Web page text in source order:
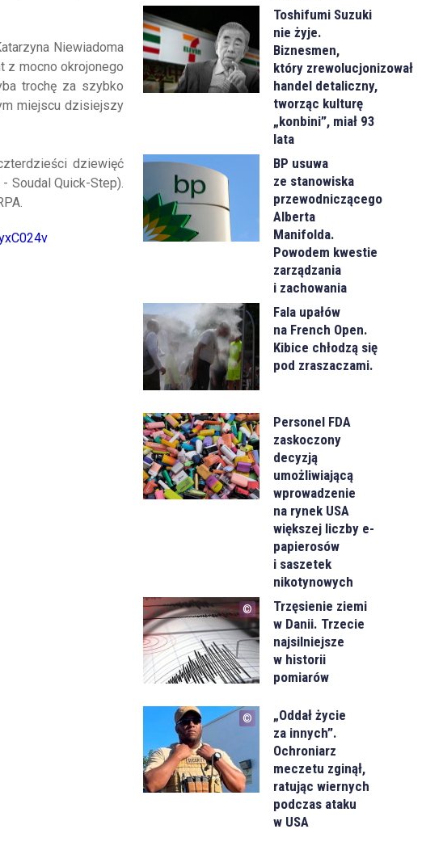
Niewiadoma
z mocno okrojonego
trochę za szybko
miejscu dzisiejszy
dziewięć
Soudal Quick-Step).
Toshifumi Suzuki
nie żyje.
Biznesmen,
który zrewolucjonizował
handel detaliczny,
tworząc kulturę
„konbini”, miał 93
lata
BP usuwa
ze stanowiska
przewodniczącego
Alberta
Manifolda.
Powodem kwestie
zarządzania
i zachowania
Fala upałów
na French Open.
Kibice chłodzą się
pod zraszaczami.
Personel FDA
zaskoczony
decyzją
umożliwiającą
wprowadzenie
na rynek USA
większej liczby e-
papierosów
i saszetek
nikotynowych
Trzęsienie ziemi
w Danii. Trzecie
najsilniejsze
w historii
pomiarów
„Oddał życie
za innych”.
Ochroniarz
meczetu zginął,
ratując wiernych
podczas ataku
w USA